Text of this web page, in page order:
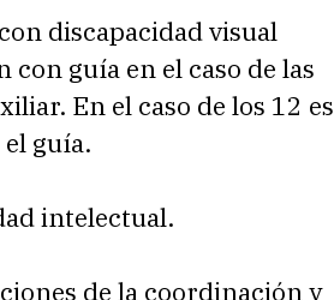
discapacidad visual
guía en el caso de las
En el caso de los 12 es
guía.
intelectual.
de la coordinación y